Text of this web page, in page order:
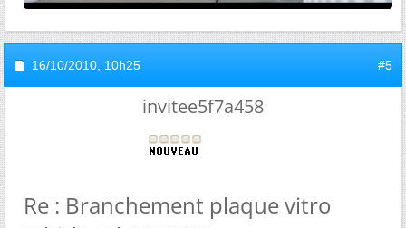
16/10/2010, 10h25 #5
invitee5f7a458
Re : Branchement plaque vitro